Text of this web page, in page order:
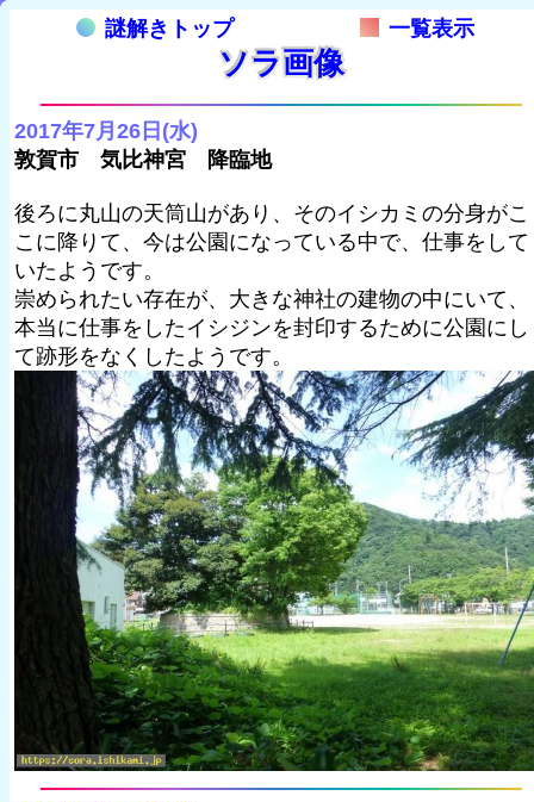
謎解きトップ 一覧表示
ソラ画像
2017年7月26日(水)
敦賀市 気比神宮 降臨地
後ろに丸山の天筒山があり、そのイシカミの分身がこ
こに降りて、今は公園になっている中で、仕事をして
いたようです。
崇められたい存在が、大きな神社の建物の中にいて、
本当に仕事をしたイシジンを封印するために公園にし
て跡形をなくしたようです。